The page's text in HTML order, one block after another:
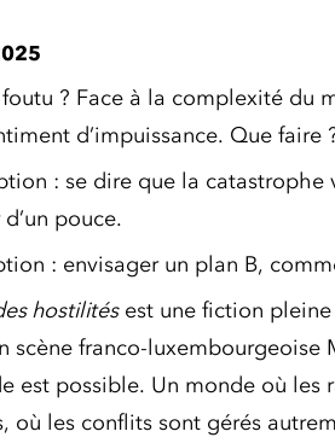
? Face à la complexité du
d’impuissance. Que faire
: se dire que la catastrophe
pouce.
: envisager un plan B,
hostilitésest une fiction pleine
scène franco-luxembourgeoise
est possible. Un monde où
où les conflits sont gérés